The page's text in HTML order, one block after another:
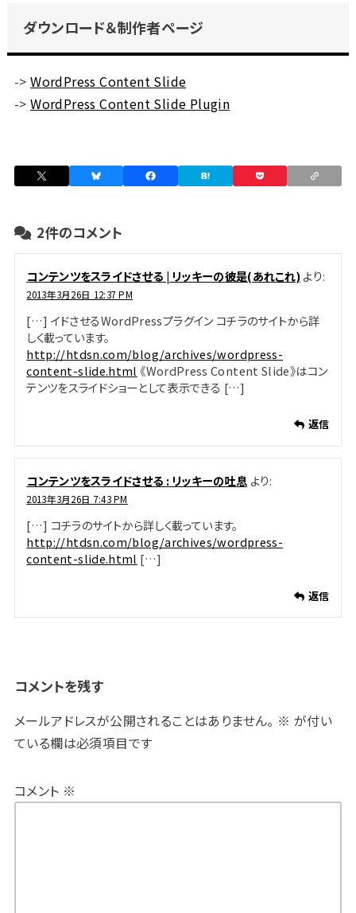
ダウンロード＆制作者ページ
->WordPress Content Slide
->WordPress Content Slide Plugin
2件のコメント
コンテンツをスライドさせる | リッキーの彼是(あれこれ)より:
2013年3月26日 12:37 PM
[…] イドさせるWordPressプラグイン コチラのサイトから詳
しく載っています。
http://htdsn.com/blog/archives/wordpress-
content-slide.html 《WordPress Content Slide》はコン
テンツをスライドショーとして表示できる […]
返信
コンテンツをスライドさせる : リッキーの吐息 より:
2013年3月26日 7:43 PM
[…] コチラのサイトから詳しく載っています。
http://htdsn.com/blog/archives/wordpress-
content-slide.html […]
返信
コメントを残す
メールアドレスが公開されることはありません。 ※ が付い
ている欄は必須項目です
コメント ※